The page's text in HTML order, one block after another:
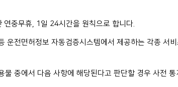
중무휴, 1일 24시간을 원칙으로 합니다.
전면허정보 자동검증시스템에서 제공하는 각종 서
중에서 다음 사항에 해당된다고 판단할 경우 사전 통